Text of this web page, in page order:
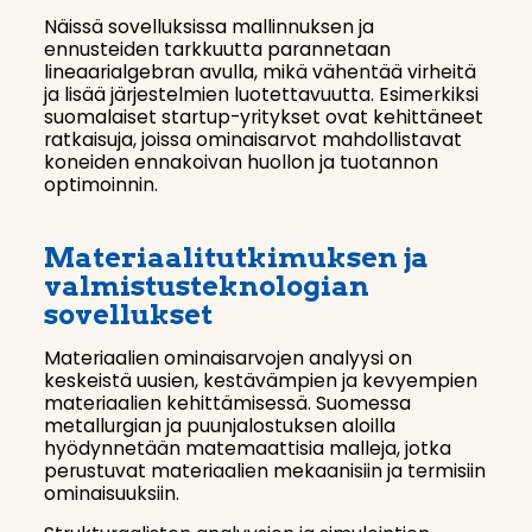
Näissä sovelluksissa mallinnuksen ja
ennusteiden tarkkuutta parannetaan
lineaarialgebran avulla, mikä vähentää virheitä
ja lisää järjestelmien luotettavuutta. Esimerkiksi
suomalaiset startup-yritykset ovat kehittäneet
ratkaisuja, joissa ominaisarvot mahdollistavat
koneiden ennakoivan huollon ja tuotannon
optimoinnin.
Materiaalitutkimuksen ja
valmistusteknologian
sovellukset
Materiaalien ominaisarvojen analyysi on
keskeistä uusien, kestävämpien ja kevyempien
materiaalien kehittämisessä. Suomessa
metallurgian ja puunjalostuksen aloilla
hyödynnetään matemaattisia malleja, jotka
perustuvat materiaalien mekaanisiin ja termisiin
ominaisuuksiin.